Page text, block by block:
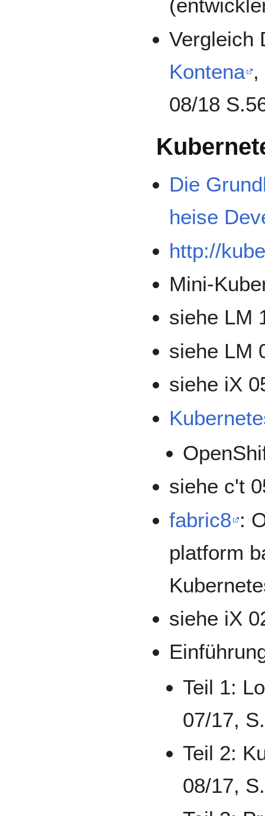
Vergleich
Kontena ,
08/18
Die
heise
http://
Mini-
siehe LM
siehe LM
siehe iX
siehe c't
fabric8 :
platform
siehe iX
Teil 1:
07/17,
Teil 2:
08/17,